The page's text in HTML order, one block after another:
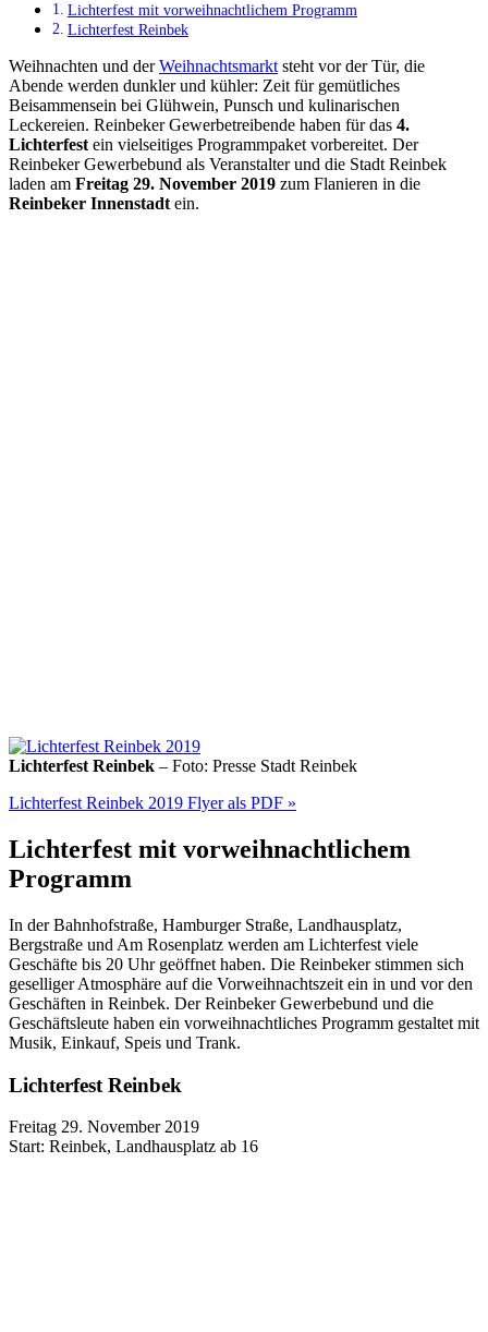
Lichterfest mit vorweihnachtlichem Programm
Lichterfest Reinbek
Weihnachten und derWeihnachtsmarkt steht vor der Tür, die
Abende werden dunkler und kühler: Zeit für gemütliches
Beisammensein bei Glühwein, Punsch und kulinarischen
Leckereien. Reinbeker Gewerbetreibende haben für das 4.
Lichterfest ein vielseitiges Programmpaket vorbereitet. Der
Reinbeker Gewerbebund als Veranstalter und die Stadt Reinbek
laden am Freitag 29. November 2019 zum Flanieren in die
Reinbeker Innenstadt ein.
Lichterfest Reinbek – Foto: Presse Stadt Reinbek
Lichterfest Reinbek 2019 Flyer als PDF »
Lichterfest mit vorweihnachtlichem
Programm
In der Bahnhofstraße, Hamburger Straße, Landhausplatz,
Bergstraße und Am Rosenplatz werden am Lichterfest viele
Geschäfte bis 20 Uhr geöffnet haben. Die Reinbeker stimmen sich
geselliger Atmosphäre auf die Vorweihnachtszeit ein in und vor den
Geschäften in Reinbek. Der Reinbeker Gewerbebund und die
Geschäftsleute haben ein vorweihnachtliches Programm gestaltet mit
Musik, Einkauf, Speis und Trank.
Lichterfest Reinbek
Freitag 29. November 2019
Start: Reinbek, Landhausplatz ab 16